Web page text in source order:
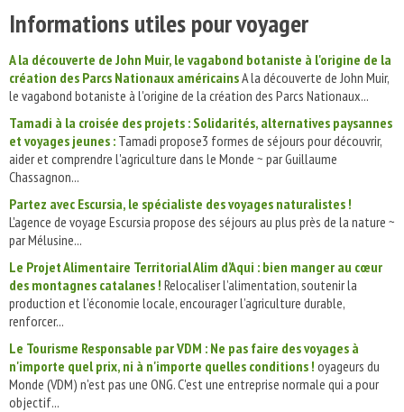
Informations utiles pour voyager
A la découverte de John Muir, le vagabond botaniste à l'origine de la
création des Parcs Nationaux américainsA la découverte de John Muir,
le vagabond botaniste à l'origine de la création des Parcs Nationaux...
Tamadi à la croisée des projets : Solidarités, alternatives paysannes
et voyages jeunes : Tamadi propose3 formes de séjours pour découvrir,
aider et comprendre l'agriculture dans le Monde ~ par Guillaume
Chassagnon...
Partez avec Escursia, le spécialiste des voyages naturalistes !
L'agence de voyage Escursia propose des séjours au plus près de la nature ~
par Mélusine...
Le Projet Alimentaire Territorial Alim d’Aqui : bien manger au cœur
des montagnes catalanes ! Relocaliser l’alimentation, soutenir la
production et l’économie locale, encourager l’agriculture durable,
renforcer...
Le Tourisme Responsable par VDM : Ne pas faire des voyages à
n'importe quel prix, ni à n'importe quelles conditions ! oyageurs du
Monde (VDM) n'est pas une ONG. C'est une entreprise normale qui a pour
objectif...